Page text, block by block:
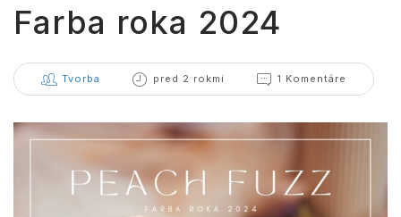
Farba roka 2024
Tvorba pred 2 rokmi 1 Komentáre